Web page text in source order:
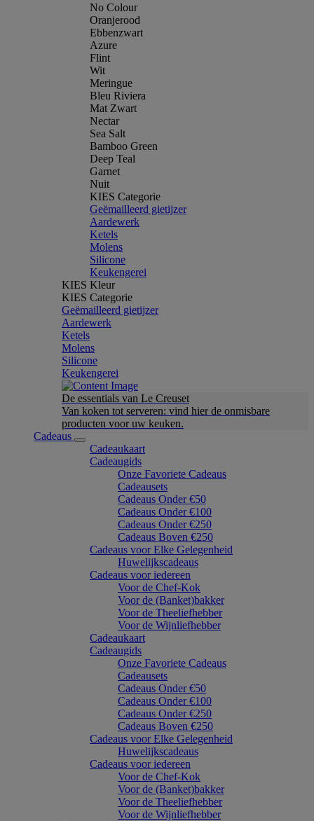
No Colour
Oranjerood
Ebbenzwart
Azure
Flint
Wit
Meringue
Bleu Riviera
Mat Zwart
Nectar
Sea Salt
Bamboo Green
Deep Teal
Garnet
Nuit
KIES Categorie
Geëmailleerd gietijzer
Aardewerk
Ketels
Molens
Silicone
Keukengerei
KIES Kleur
KIES Categorie
Geëmailleerd gietijzer
Aardewerk
Ketels
Molens
Silicone
Keukengerei
De essentials van Le Creuset
Van koken tot serveren: vind hier de onmisbare
producten voor uw keuken.
Cadeaus
Cadeaukaart
Cadeaugids
Onze Favoriete Cadeaus
Cadeausets
Cadeaus Onder €50
Cadeaus Onder €100
Cadeaus Onder €250
Cadeaus Boven €250
Cadeaus voor Elke Gelegenheid
Huwelijkscadeaus
Cadeaus voor iedereen
Voor de Chef-Kok
Voor de (Banket)bakker
Voor de Theeliefhebber
Voor de Wijnliefhebber
Cadeaukaart
Cadeaugids
Onze Favoriete Cadeaus
Cadeausets
Cadeaus Onder €50
Cadeaus Onder €100
Cadeaus Onder €250
Cadeaus Boven €250
Cadeaus voor Elke Gelegenheid
Huwelijkscadeaus
Cadeaus voor iedereen
Voor de Chef-Kok
Voor de (Banket)bakker
Voor de Theeliefhebber
Voor de Wijnliefhebber